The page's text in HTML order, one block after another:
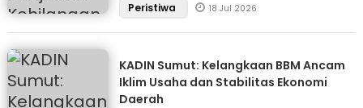
Peristiwa 18 Jul 2026
KADIN Sumut: Kelangkaan BBM Ancam
Iklim Usaha dan Stabilitas Ekonomi
Daerah